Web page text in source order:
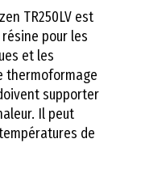
TR250LV est
pour les
et les
thermoformage
supporter
Il peut
de